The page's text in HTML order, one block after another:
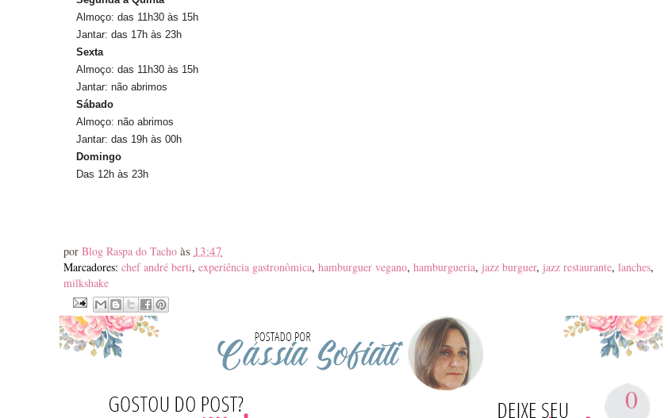
Almoço: das 11h30 às 15h
Jantar: das 17h às 23h
Sexta
Almoço: das 11h30 às 15h
Jantar: não abrimos
Sábado
Almoço: não abrimos
Jantar: das 19h às 00h
Domingo
Das 12h às 23h
por Blog Raspa do Tacho às 13:47
Marcadores: chef andré berti, experiência gastronômica, hamburguer vegano, hamburgueria, jazz burguer, jazz restaurante, lanches,
milkshake
0